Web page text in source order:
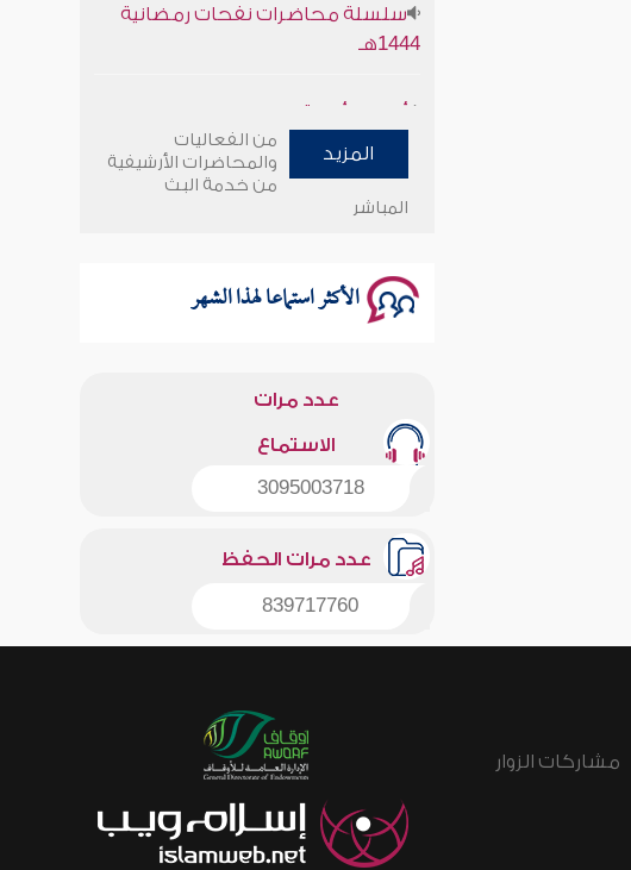
1444هـ
وأمنهم من خوف 9
سلسلة محاضرات نفحات رمضانية
المزيد
من الفعاليات
والمحاضرات الأرشيفية
من خدمة البث
المباشر
الأكثر استماعا لهذا الشهر
عدد مرات
الاستماع
3095003718
عدد مرات الحفظ
839717760
مشاركات الزوار